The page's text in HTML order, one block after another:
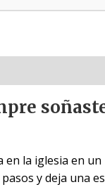
en la iglesia en
y deja una